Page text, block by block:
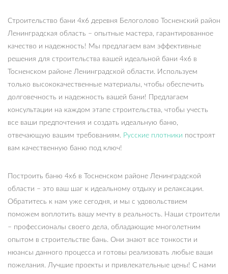
Строительство бани 4х6 деревня Белоголово Тосненский район
Ленинградская область – опытные мастера, гарантированное
качество и надежность! Мы предлагаем вам эффективные
решения для строительства вашей идеальной бани 4х6 в
Тосненском районе Ленинградской области. Используем
только высококачественные материалы, чтобы обеспечить
долговечность и надежность вашей бани! Предлагаем
консультации на каждом этапе строительства, чтобы учесть
все ваши предпочтения и создать идеальную баню,
отвечающую вашим требованиям. Русские плотники построят
вам качественную баню под ключ!
Построить баню 4х6 в Тосненском районе Ленинградской
области – это ваш шаг к идеальному отдыху и релаксации.
Обратитесь к нам уже сегодня, и мы с удовольствием
поможем воплотить вашу мечту в реальность. Наши строители
– профессионалы своего дела, обладающие многолетним
опытом в строительстве бань. Они знают все тонкости и
нюансы данного процесса и готовы реализовать любые ваши
пожелания. Лучшие проекты и привлекательные цены! С нами